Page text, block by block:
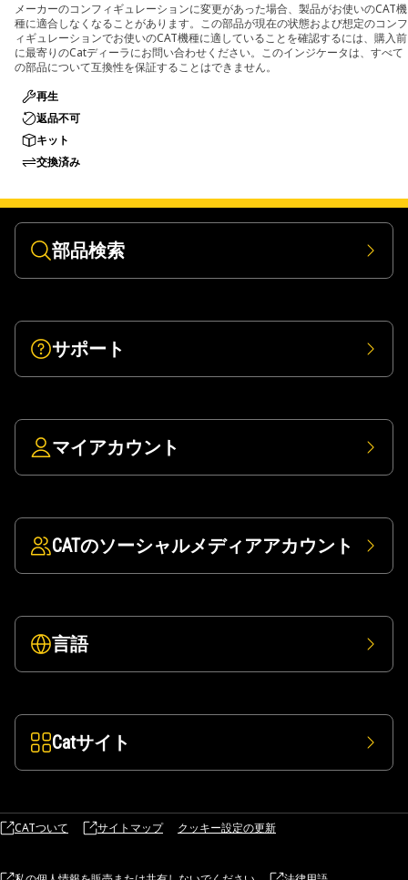
メーカーのコンフィギュレーションに変更があった場合、製品がお使いのCAT機
種に適合しなくなることがあります。この部品が現在の状態および想定のコンフ
ィギュレーションでお使いのCAT機種に適していることを確認するには、購入前
に最寄りのCatディーラにお問い合わせください。このインジケータは、すべて
の部品について互換性を保証することはできません。
再生
返品不可
キット
交換済み
部品検索
サポート
マイアカウント
CATのソーシャルメディアアカウント
言語
Catサイト
CATついて サイトマップ クッキー設定の更新